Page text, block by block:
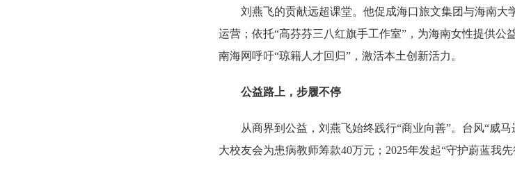
刘燕飞的贡献远超课堂。他促成海口旅文集团与海南大
运营；依托“高芬芬三八红旗手工作室”，为海南女性提供公
南海网呼吁“琼籍人才回归”，激活本土创新活力。
公益路上，步履不停
从商界到公益，刘燕飞始终践行“商业向善”。台风“威
大校友会为患病教师筹款40万元；2025年发起“守护蔚蓝我